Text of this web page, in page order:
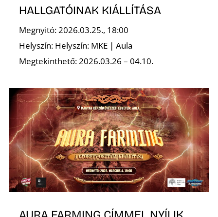
HALLGATÓINAK KIÁLLÍTÁSA
Megnyitó: 2026.03.25., 18:00
Helyszín: Helyszín: MKE | Aula
Megtekinthető: 2026.03.26 – 04.10.